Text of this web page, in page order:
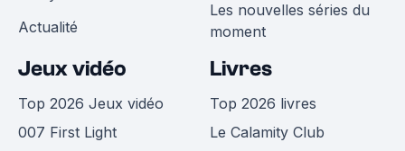
Actualité
Les nouvelles séries du
moment
Jeux vidéo
Top 2026 Jeux vidéo
007 First Light
Livres
Top 2026 livres
Le Calamity Club